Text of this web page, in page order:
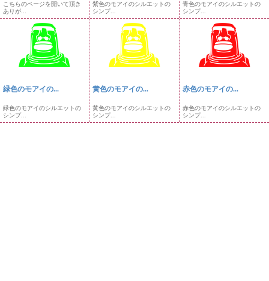
こちらのページを開いて頂き
ありが...
紫色のモアイのシルエットの
シンプ...
青色のモアイのシルエットの
シンプ...
緑色のモアイの...
緑色のモアイのシルエットの
シンプ...
黄色のモアイの...
黄色のモアイのシルエットの
シンプ...
赤色のモアイの...
赤色のモアイのシルエットの
シンプ...